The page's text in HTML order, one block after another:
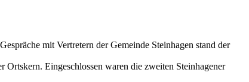
mit Vertretern der Gemeinde Steinhagen stand der
Eingeschlossen waren die zweiten Steinhagener